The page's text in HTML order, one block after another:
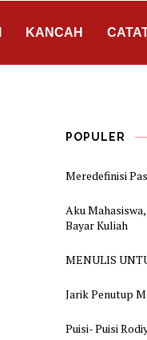
KANCAH
POPULER
Meredefinisi
Aku
Bayar Kuliah
MENULIS
Jarik Penutup
Puisi- Puisi